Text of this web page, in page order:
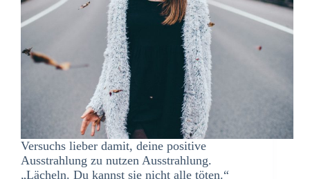
Versuchs lieber damit, deine positive
Ausstrahlung zu nutzen Ausstrahlung.
„Lächeln. Du kannst sie nicht alle töten.“